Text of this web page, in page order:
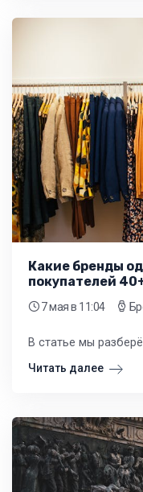
Какие бренды
покупателей
7 маяв 11:04
Читать далее